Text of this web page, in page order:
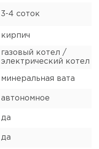
3-4 соток
кирпич
газовый котел /
электрический котел
минеральная вата
автономное
да
да